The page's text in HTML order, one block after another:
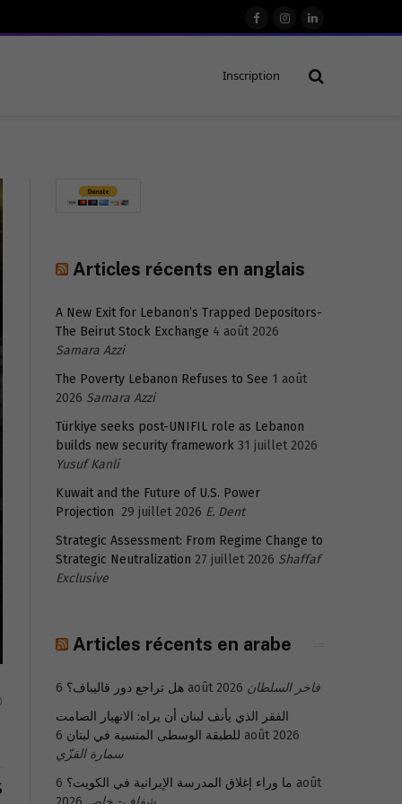
FacebookInstagram
LinkedIn
Inscription
Articles récents en anglais
A New Exit for Lebanon’s Trapped Depositors-
The Beirut Stock Exchange 4 août 2026
Samara Azzi
The Poverty Lebanon Refuses to See 1 août
2026 Samara Azzi
Türkiye seeks post-UNIFIL role as Lebanon
builds new security framework 31 juillet 2026
Yusuf Kanli
Kuwait and the Future of U.S. Power
Projection 29 juillet 2026 E. Dent
Strategic Assessment: From Regime Change to
Strategic Neutralization 27 juillet 2026 Shaffaf
Exclusive
Articles récents en arabe
هل تراجع دور قاليباف؟ 6 août 2026 فاخر السلطان
الفقر الذي يأنف لبنان أن يراه: الانهيار الصامت
للطبقة الوسطى المنسية في لبنان 6 août 2026
سمارة القزّي
ما وراء إغلاق المدرسة الإيرانية في الكويت؟ 6 août